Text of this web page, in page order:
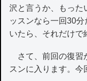
沢と言うか、もっ
ッスンなら一回30
いたら、それだけで
さて、前回の復習
スンに入ります。今